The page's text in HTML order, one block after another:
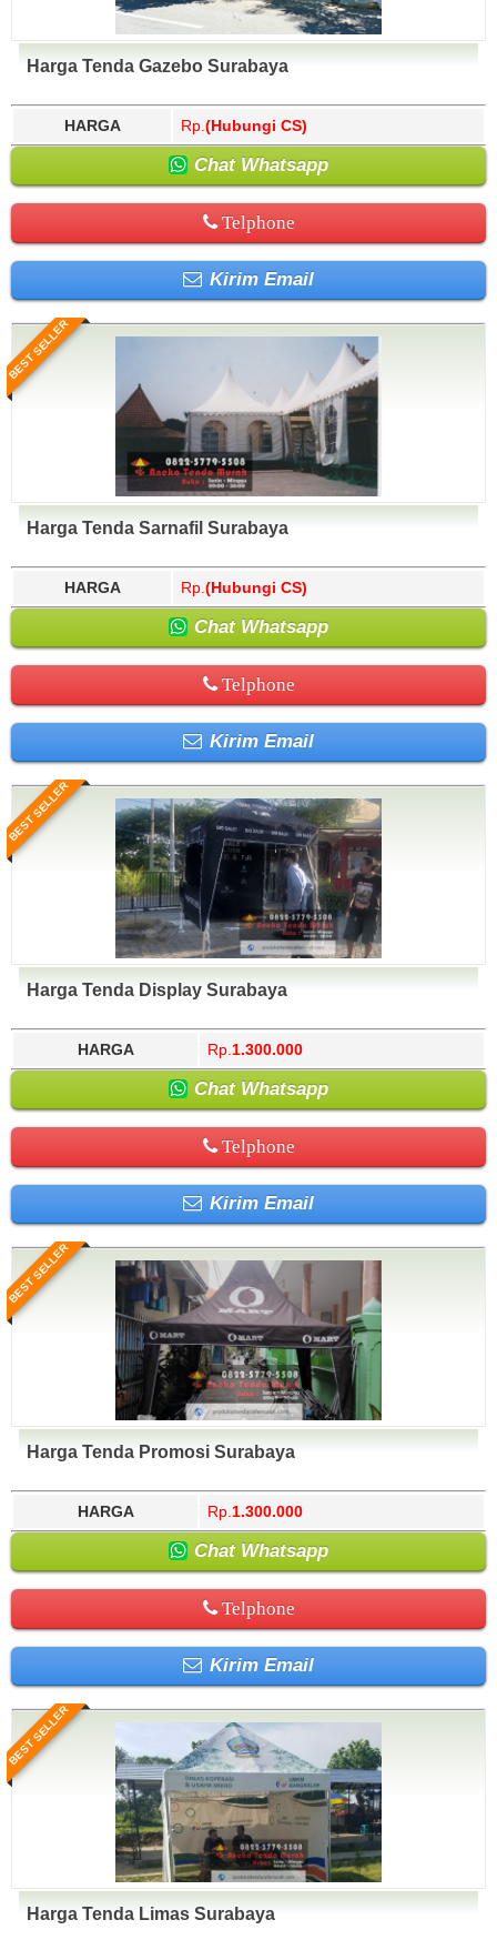
Harga Tenda Gazebo Surabaya
HARGA Rp. (Hubungi CS)
Chat Whatsapp
Telphone
Kirim Email
BEST SELLER
Harga Tenda Sarnafil Surabaya
HARGA Rp. (Hubungi CS)
Chat Whatsapp
Telphone
Kirim Email
BEST SELLER
Harga Tenda Display Surabaya
HARGA Rp. 1.300.000
Chat Whatsapp
Telphone
Kirim Email
BEST SELLER
Harga Tenda Promosi Surabaya
HARGA Rp. 1.300.000
Chat Whatsapp
Telphone
Kirim Email
BEST SELLER
Harga Tenda Limas Surabaya